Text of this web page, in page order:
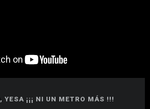
YESA ¡¡¡ NI UN METRO MÁS !!!